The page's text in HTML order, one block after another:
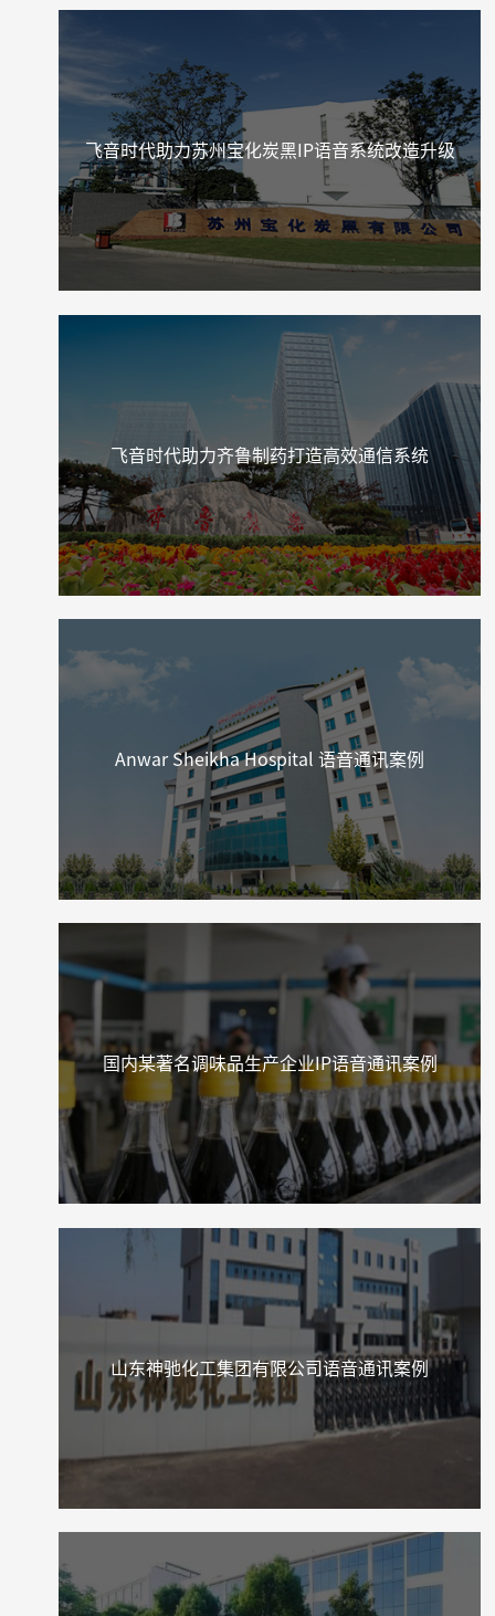
飞音时代助力苏州宝化炭黑IP语音系统改造升级
飞音时代助力齐鲁制药打造高效通信系统
Anwar Sheikha Hospital 语音通讯案例
国内某著名调味品生产企业IP语音通讯案例
山东神驰化工集团有限公司语音通讯案例